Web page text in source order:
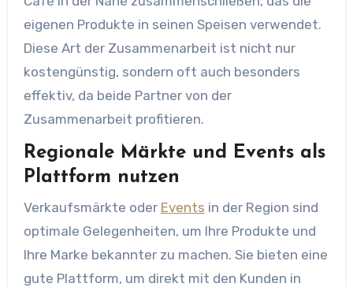
eigenen Produkte in seinen Speisen verwendet.
Diese Art der Zusammenarbeit ist nicht nur
kostengünstig, sondern oft auch besonders
effektiv, da beide Partner von der
Zusammenarbeit profitieren.
Regionale Märkte und Events als
Plattform nutzen
Verkaufsmärkte oder Events in der Region sind
optimale Gelegenheiten, um Ihre Produkte und
Ihre Marke bekannter zu machen. Sie bieten eine
gute Plattform, um direkt mit den Kunden in